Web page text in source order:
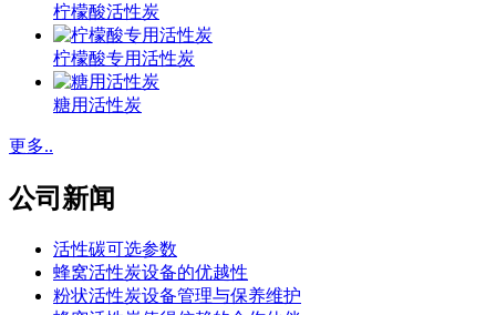
柠檬酸活性炭
柠檬酸专用活性炭
糖用活性炭
更多..
公司新闻
活性碳可选参数
蜂窝活性炭设备的优越性
粉状活性炭设备管理与保养维护